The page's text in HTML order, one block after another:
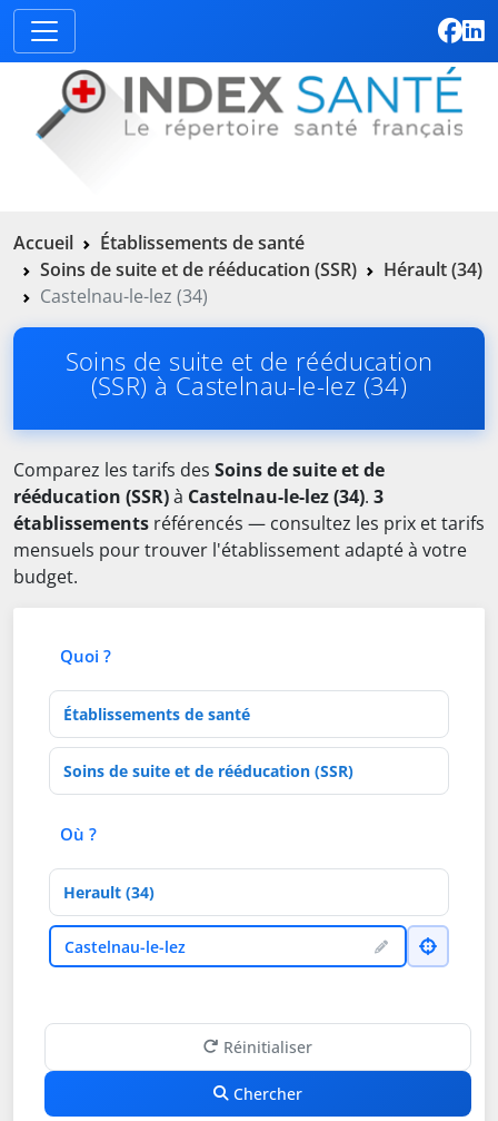
Accueil
Établissements de santé
Soins de suite et de rééducation (SSR)
Hérault (34)
Castelnau-le-lez (34)
Soins de suite et de rééducation
(SSR) à Castelnau-le-lez (34)
Comparez les tarifs des Soins de suite et de
rééducation (SSR)à Castelnau-le-lez (34). 3
établissements référencés — consultez les prix et tarifs
mensuels pour trouver l'établissement adapté à votre
budget.
Quoi ?
Type d'établissement
Activités de soins
Où ?
Département
VilleCastelnau-le-lez
Réinitialiser
Chercher